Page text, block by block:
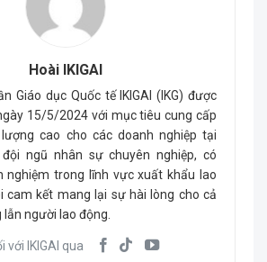
Hoài IKIGAI
Giáo dục Quốc tế IKIGAI (IKG) được
15/5/2024 với mục tiêu cung cấp
cao cho các doanh nghiệp tại
đội ngũ nhân sự chuyên nghiệp, có
nghiệm trong lĩnh vực xuất khẩu lao
cam kết mang lại sự hài lòng cho cả
người lao động.
với IKIGAI qua